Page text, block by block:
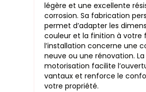
légère et une excellente
corrosion. Sa fabrication
permet d’adapter les
couleur et la finition à votre
l’installation concerne une
neuve ou une rénovation. La
motorisation facilite
vantaux et renforce le
votre propriété.